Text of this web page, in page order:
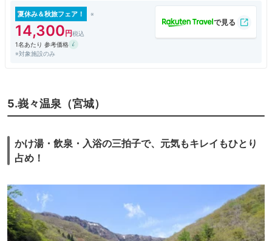
お風呂は大浴場が3ヶ所。
時間により男女入れ替えがある為、全て利用することが可能でした。
景色も違い、雰囲気も異なっていました。
夏休み＆秋旅フェア！
14,300
1名あたり 参考価格
※対象施設のみ
5.峩々温泉（宮城）
かけ湯・飲泉・入浴の三拍子で、元気もキレイもひとり
占め！